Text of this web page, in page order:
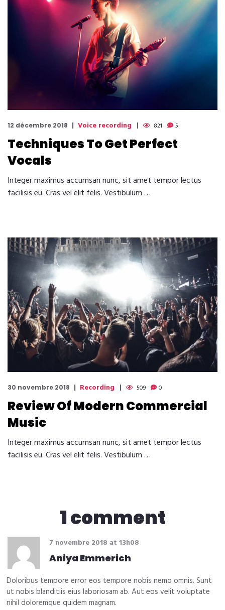
12 décembre 2018 Voice recording 821 5
Techniques To Get Perfect
Vocals
Integer maximus accumsan nunc, sit amet tempor lectus
facilisis eu. Cras vel elit felis. Vestibulum …
30 novembre 2018 Recording 509 0
Review Of Modern Commercial
Music
Integer maximus accumsan nunc, sit amet tempor lectus
facilisis eu. Cras vel elit felis. Vestibulum …
1 comment
7 novembre 2018 at 13h08
Aniya Emmerich
Doloribus tempore error eos tempore nobis nemo omnis. Sunt
ut nobis blanditiis eius laboriosam ab. Aut eos velit voluptate
nihil doloremque quidem magnam.